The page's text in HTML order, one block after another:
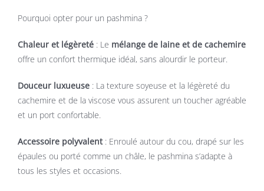
Pourquoi opter pour un pashmina ?
Chaleur et légèreté: Le mélange de laine et de cachemire
offre un confort thermique idéal, sans alourdir le porteur.
Douceur luxueuse: La texture soyeuse et la légèreté du
cachemire et de la viscose vous assurent un toucher agréable
et un port confortable.
Accessoire polyvalent: Enroulé autour du cou, drapé sur les
épaules ou porté comme un châle, le pashmina s’adapte à
tous les styles et occasions.